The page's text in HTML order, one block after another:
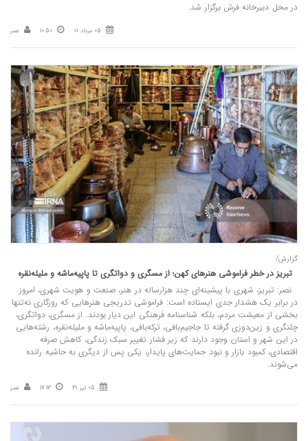
در محل دبیرخانه فرش برگزار شد.
05 مرداد 01 10:50 نصر
گزارش/
تبریز در خطر فراموشی هنرهای کهن؛ از مسگری و دواتگری تا پاپیه‌ماشه و ملیله‌نقره
نصر: تبریز، شهری با پیشینه‌ای چند هزارساله در هنر، صنعت و هویت شهری، امروز
در برابر یک هشدار جدی ایستاده است: فراموشی تدریجی هنرهایی که روزگاری نه‌تنها
بخشی از معیشت مردم، بلکه شناسنامه فرهنگی این دیار بودند. از مسگری، دواتگری،
چلنگری و زین‌دوزی گرفته تا جاجیم‌بافی، ترکه‌بافی، پاپیه‌ماشه و ملیله‌نقره، رشته‌هایی
در این شهر و استان وجود دارند که زیر فشار تغییر سبک زندگی، کاهش صرفه
اقتصادی، کمبود بازار و نبود حمایت‌های پایدار، یکی پس از دیگری به حاشیه رانده
می‌شوند.
05 تیر 31 17:13 نصر